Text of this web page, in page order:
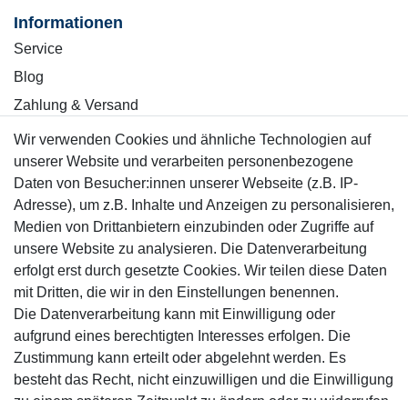
Informationen
Service
Blog
Zahlung & Versand
Sicher einkaufen
Mitglied
Motor-Fit
© Copyright 2026 | Alle Rechte vorbehalten.
Wir verwenden Cookies und ähnliche Technologien auf
unserer Website und verarbeiten personenbezogene
Daten von Besucher:innen unserer Webseite (z.B. IP-
Adresse), um z.B. Inhalte und Anzeigen zu personalisieren,
Medien von Drittanbietern einzubinden oder Zugriffe auf
unsere Website zu analysieren. Die Datenverarbeitung
erfolgt erst durch gesetzte Cookies. Wir teilen diese Daten
mit Dritten, die wir in den Einstellungen benennen.
Die Datenverarbeitung kann mit Einwilligung oder
aufgrund eines berechtigten Interesses erfolgen. Die
Zustimmung kann erteilt oder abgelehnt werden. Es
besteht das Recht, nicht einzuwilligen und die Einwilligung